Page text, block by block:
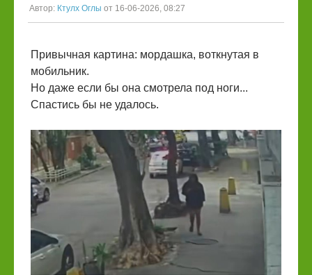
Автор: Ктулх Оглы от 16-06-2026, 08:27
Привычная картина: мордашка, воткнутая в
мобильник.
Но даже если бы она смотрела под ноги...
Спастись бы не удалось.